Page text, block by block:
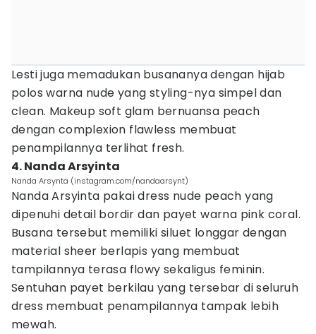
Lesti juga memadukan busananya dengan hijab
polos warna nude yang styling-nya simpel dan
clean. Makeup soft glam bernuansa peach
dengan complexion flawless membuat
penampilannya terlihat fresh.
4. Nanda Arsyinta
Nanda Arsynta (instagram.com/nandaarsynt)
Nanda Arsyinta pakai dress nude peach yang
dipenuhi detail bordir dan payet warna pink coral.
Busana tersebut memiliki siluet longgar dengan
material sheer berlapis yang membuat
tampilannya terasa flowy sekaligus feminin.
Sentuhan payet berkilau yang tersebar di seluruh
dress membuat penampilannya tampak lebih
mewah.